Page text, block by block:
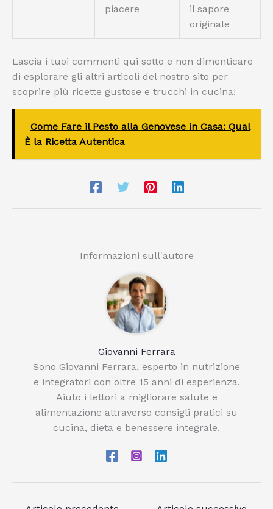
piacere
il sapore
originale
Lascia i tuoi commenti qui sotto e non dimenticare
di esplorare gli altri articoli del nostro sito per
scoprire più ricette gustose e trucchi in cucina!
Come Fare il Pesto alla Genovese in Casa: Qual
È la Ricetta Autentica
Informazioni sull'autore
Giovanni Ferrara
Sono Giovanni Ferrara, esperto in nutrizione
e integratori con oltre 15 anni di esperienza.
Aiuto i lettori a migliorare salute e
alimentazione attraverso consigli pratici su
cucina, dieta e benessere integrale.